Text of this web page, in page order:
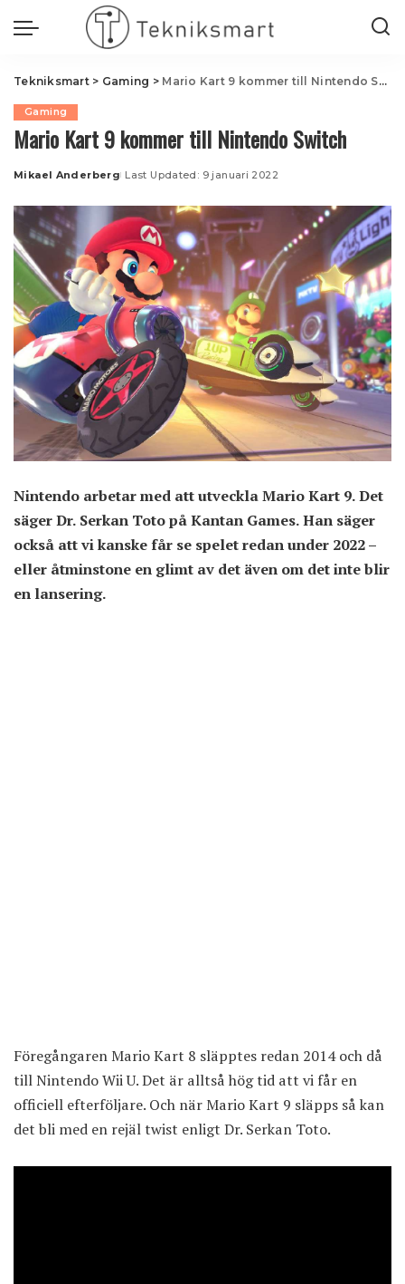
Tekniksmart> Gaming > Mario Kart 9 kommer till Nintendo Switch
Gaming
Mario Kart 9 kommer till Nintendo Switch
Posted
Mikael Anderberg Last Updated: 9 januari 2022
Nintendo arbetar med att utveckla Mario Kart 9. Det
säger Dr. Serkan Toto på Kantan Games. Han säger
också att vi kanske får se spelet redan under 2022 –
eller åtminstone en glimt av det även om det inte blir
en lansering.
Föregångaren Mario Kart 8 släpptes redan 2014 och då
till Nintendo Wii U. Det är alltså hög tid att vi får en
officiell efterföljare. Och när Mario Kart 9 släpps så kan
det bli med en rejäl twist enligt Dr. Serkan Toto.